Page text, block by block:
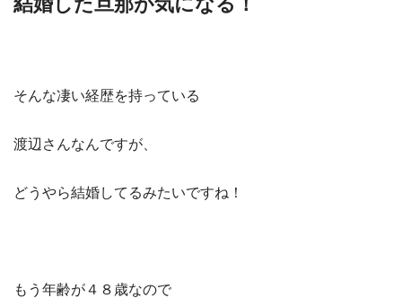
そんな凄い経歴を持っている
渡辺さんなんですが、
どうやら結婚してるみたいですね！
もう年齢が４８歳なので